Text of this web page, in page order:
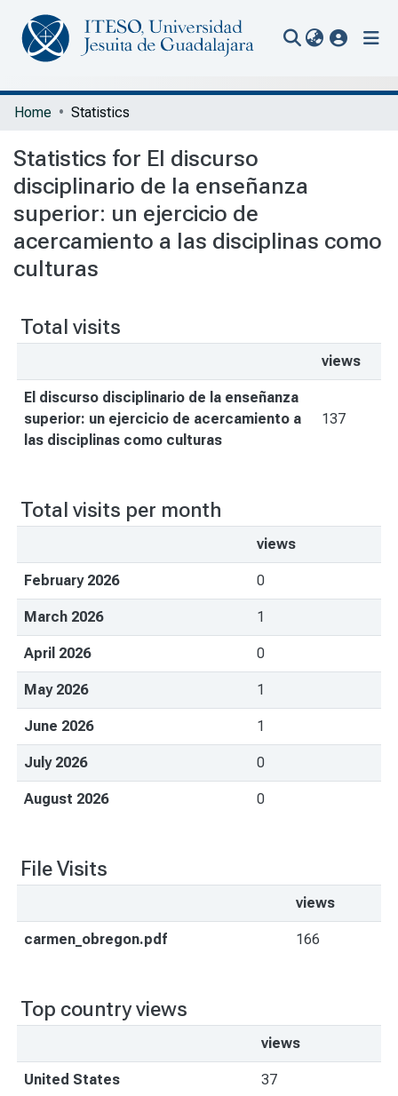
Communities & Collections
Portal Biblioteca
Home Statistics
Statistics for El discurso
disciplinario de la enseñanza
superior: un ejercicio de
acercamiento a las disciplinas como
culturas
Total visits
views
El discurso disciplinario de la enseñanza
superior: un ejercicio de acercamiento a
las disciplinas como culturas
137
Total visits per month
views
February 2026 0
March 2026 1
April 2026 0
May 2026 1
June 2026 1
July 2026 0
August 2026 0
File Visits
views
carmen_obregon.pdf 166
Top country views
views
United States 37